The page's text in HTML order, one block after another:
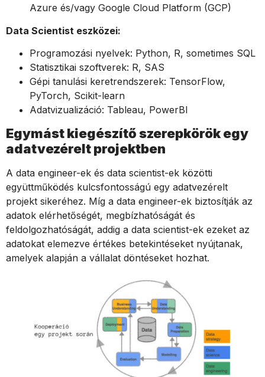
Azure és/vagy Google Cloud Platform (GCP)
Data Scientist eszközei:
Programozási nyelvek: Python, R, sometimes SQL
Statisztikai szoftverek: R, SAS
Gépi tanulási keretrendszerek: TensorFlow,
PyTorch, Scikit-learn
Adatvizualizáció: Tableau, PowerBI
Egymást kiegészítő szerepkörök egy
adatvezérelt projektben
A data engineer-ek és data scientist-ek közötti
együttműködés kulcsfontosságú egy adatvezérelt
projekt sikeréhez. Míg a data engineer-ek biztosítják az
adatok elérhetőségét, megbízhatóságát és
feldolgozhatóságát, addig a data scientist-ek ezeket az
adatokat elemezve értékes betekintéseket nyújtanak,
amelyek alapján a vállalat döntéseket hozhat.